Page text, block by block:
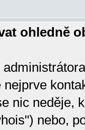
ohledně
nic neděje,
nebo,